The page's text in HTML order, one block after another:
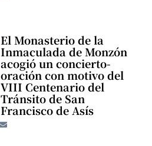
El Monasterio de la
Inmaculada de Monzón
acogió un concierto-
oración con motivo del
VIII Centenario del
Tránsito de San
Francisco de Asís